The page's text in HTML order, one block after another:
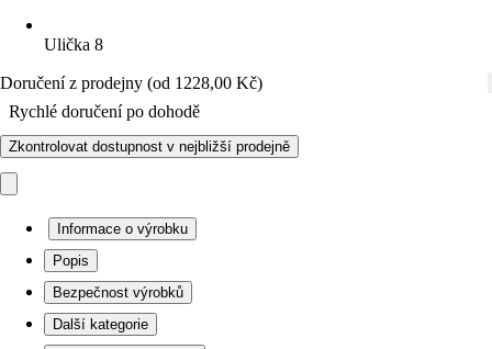
Ulička 8
Doručení z prodejny (od 1228,00 Kč)
Rychlé doručení po dohodě
Zkontrolovat dostupnost v nejbližší prodejně
Informace o výrobku
Popis
Bezpečnost výrobků
Další kategorie